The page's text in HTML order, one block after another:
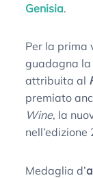
Genisia.
Per la prima
guadagna la
attribuita al
premiato
Wine, la
nell’edizione
Medaglia d’